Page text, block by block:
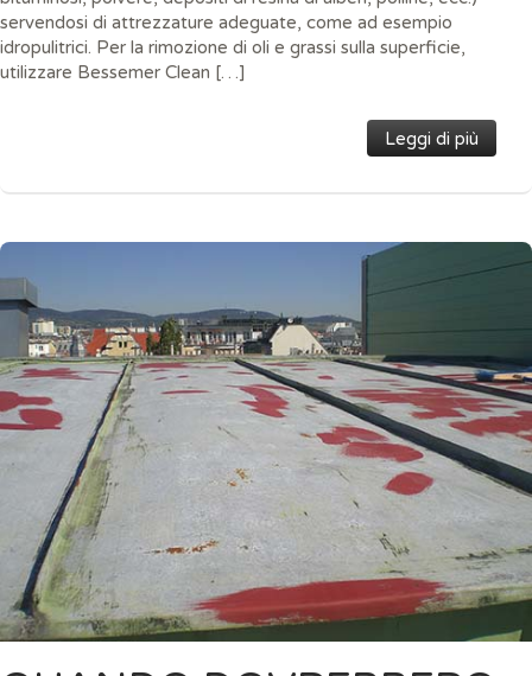
servendosi di attrezzature adeguate, come ad esempio
idropulitrici. Per la rimozione di oli e grassi sulla superficie,
utilizzare Bessemer Clean […]
Leggi di più